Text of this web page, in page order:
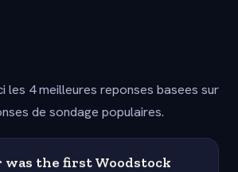
les 4 meilleures reponses basees sur
de sondage populaires.
was the first Woodstock